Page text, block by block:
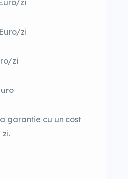
zi
zi
zi
garantie cu un cost
zi.